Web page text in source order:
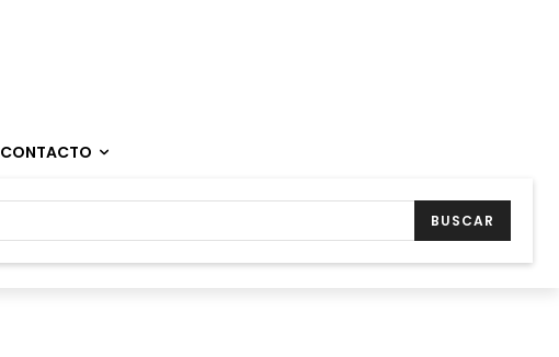
CONTACTO
BUSCAR